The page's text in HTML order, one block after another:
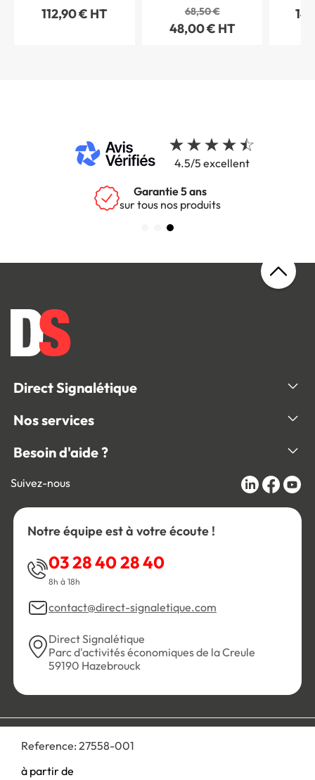
Reference: 27558-001
à partir de
112,90 € HT 68,50 €
48,00 € HT
4.5/5 excellent
Garantie 5 ans
sur tous nos produits
Direct Signalétique
Nos services
Besoin d'aide ?
Suivez-nous
Notre équipe est à votre écoute !
03 28 40 28 40
8h à 18h
contact@direct-signaletique.com
Direct Signalétique
Parc d'activités économiques de la Creule
59190 Hazebrouck
Personnaliser les cookies